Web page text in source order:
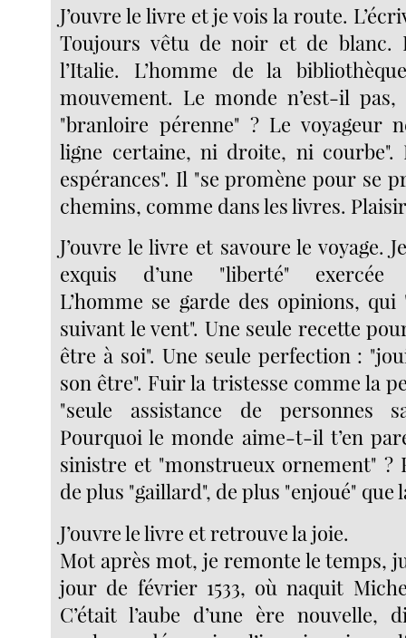
J’ouvre le livre et je vois la route.
Toujours vêtu de noir et de blanc.
l’Italie. L’homme de la
mouvement. Le monde n’est-il pas,
"branloire pérenne" ? Le voyageur
ligne certaine, ni droite, ni courbe".
espérances". Il "se promène pour se
chemins, comme dans les livres.
J’ouvre le livre et savoure le voyage.
exquis d’une "liberté" exercée
L’homme se garde des opinions, qui
suivant le vent". Une seule recette
être à soi". Une seule perfection :
son être". Fuir la tristesse comme la
"seule assistance de personnes
Pourquoi le monde aime-t-il t’en
sinistre et "monstrueux ornement" ?
de plus "gaillard", de plus "enjoué" que
J’ouvre le livre et retrouve la joie.
Mot après mot, je remonte le temps,
jour de février 1533, où naquit
C’était l’aube d’une ère nouvelle,